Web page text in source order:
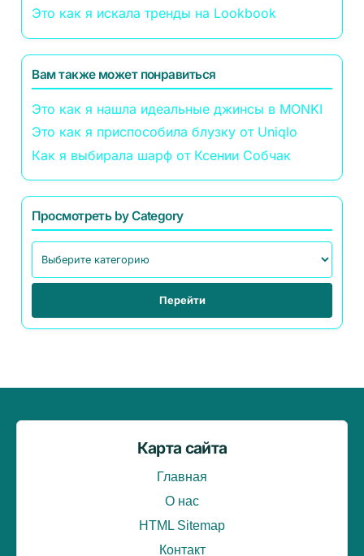
Это как я искала тренды на Lookbook
Вам также может понравиться
Это как я нашла идеальные джинсы в MONKI
Это как я приспособила блузку от Uniqlo
Как я выбирала шарф от Ксении Собчак
Просмотреть by Category
Перейти
Карта сайта
Главная
О нас
HTML Sitemap
Контакт